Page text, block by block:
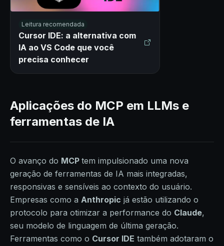
Leitura recomendada
Cursor IDE: a alternativa com
IA ao VS Code que você
precisa conhecer
Aplicações do MCP em LLMs e
ferramentas de IA
O avanço do MCP tem impulsionado uma nova
geração de ferramentas de IA mais integradas,
responsivas e sensíveis ao contexto do usuário.
Empresas como a Anthropic já estão utilizando o
protocolo para otimizar a performance do Claude,
seu modelo de linguagem de última geração.
Ferramentas como o Cursor IDE também adotaram o